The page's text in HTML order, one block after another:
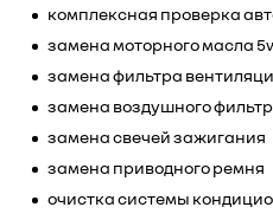
комплексная проверка
замена моторного масла
замена фильтра
замена воздушного
замена свечей зажигания
замена приводного ремня
очистка системы